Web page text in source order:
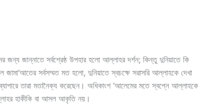
জন্য জান্নাতে সর্বশ্রেষ্ঠ উপহার হলো আল্লাহর দর্শন; কিন্তু দুনিয়াতে কি
সর্বসম্মত মত হলো, দুনিয়াতে স্বচক্ষে সরাসরি আল্লাহকে দেখা
তারা মতানৈক্য করেছেন। অধিকাংশ ‘আলেমের মতে স্বপ্নে আল্লাহকে
হাকীকি বা আসল আকৃতি নয়।